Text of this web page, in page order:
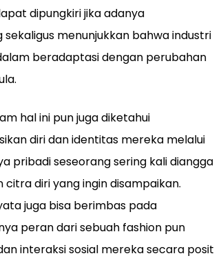
dipungkiri jika adanya
menunjukkan bahwa industri
beradaptasi dengan perubahan
hal ini pun juga diketahui
diri dan identitas mereka melalui
pribadi seseorang sering kali
diri yang ingin disampaikan.
juga bisa berimbas pada
peran dari sebuah fashion pun
interaksi sosial mereka secara